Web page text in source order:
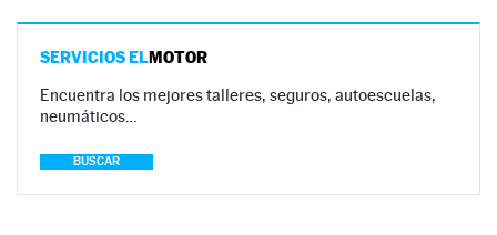
SERVICIOS ELMOTOR
Encuentra los mejores talleres, seguros, autoescuelas,
neumáticos…
BUSCAR